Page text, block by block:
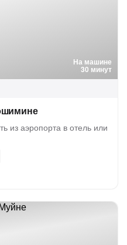
На машине
30 минут
из аэропорта в отель или